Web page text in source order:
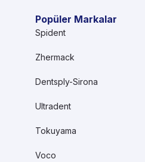
Popüler Markalar
Spident
Zhermack
Dentsply-Sirona
Ultradent
Tokuyama
Voco